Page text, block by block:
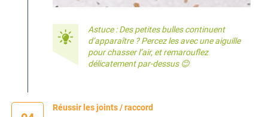
Astuce : Des petites bulles continuent
d’apparaître ? Percez les avec une aiguille
pour chasser l’air, et remarouflez
délicatement par-dessus 😊
Réussir les joints / raccord